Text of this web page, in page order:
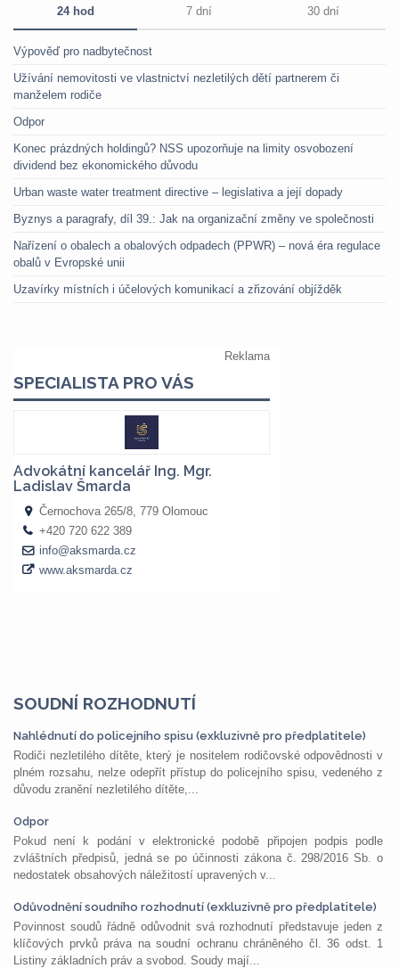
24 hod 7 dní 30 dní
Výpověď pro nadbytečnost
Užívání nemovitosti ve vlastnictví nezletilých dětí partnerem či
manželem rodiče
Odpor
Konec prázdných holdingů? NSS upozorňuje na limity osvobození
dividend bez ekonomického důvodu
Urban waste water treatment directive – legislativa a její dopady
Byznys a paragrafy, díl 39.: Jak na organizační změny ve společnosti
Nařízení o obalech a obalových odpadech (PPWR) – nová éra regulace
obalů v Evropské unii
Uzavírky místních i účelových komunikací a zřizování objížděk
SOUDNÍ ROZHODNUTÍ
Nahlédnutí do policejního spisu (exkluzivně pro předplatitele)
Rodiči nezletilého dítěte, který je nositelem rodičovské odpovědnosti v
plném rozsahu, nelze odepřít přístup do policejního spisu, vedeného z
důvodu zranění nezletilého dítěte,...
Odpor
Pokud není k podání v elektronické podobě připojen podpis podle
zvláštních předpisů, jedná se po účinnosti zákona č. 298/2016 Sb. o
nedostatek obsahových náležitostí upravených v...
Odůvodnění soudního rozhodnutí (exkluzivně pro předplatitele)
Povinnost soudů řádně odůvodnit svá rozhodnutí představuje jeden z
klíčových prvků práva na soudní ochranu chráněného čl. 36 odst. 1
Listiny základních práv a svobod. Soudy mají...